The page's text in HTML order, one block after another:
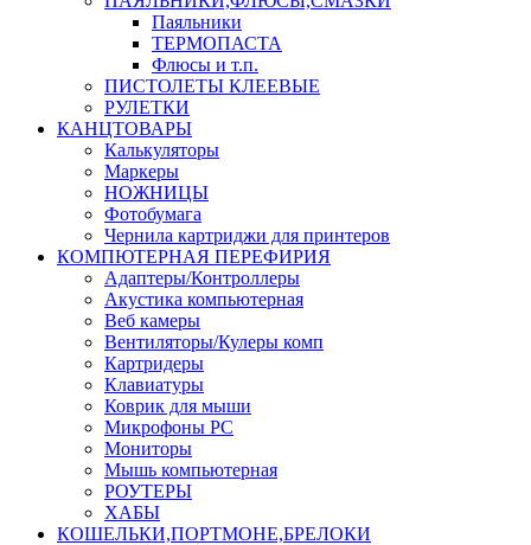
Паяльники
ТЕРМОПАСТА
Флюсы и т.п.
ПИСТОЛЕТЫ КЛЕЕВЫЕ
РУЛЕТКИ
КАНЦТОВАРЫ
Калькуляторы
Маркеры
НОЖНИЦЫ
Фотобумага
Чернила картриджи для принтеров
КОМПЮТЕРНАЯ ПЕРЕФИРИЯ
Адаптеры/Контроллеры
Акустика компьютерная
Веб камеры
Вентиляторы/Кулеры комп
Картридеры
Клавиатуры
Коврик для мыши
Микрофоны PC
Мониторы
Мышь компьютерная
РОУТЕРЫ
ХАБЫ
КОШЕЛЬКИ,ПОРТМОНЕ,БРЕЛОКИ